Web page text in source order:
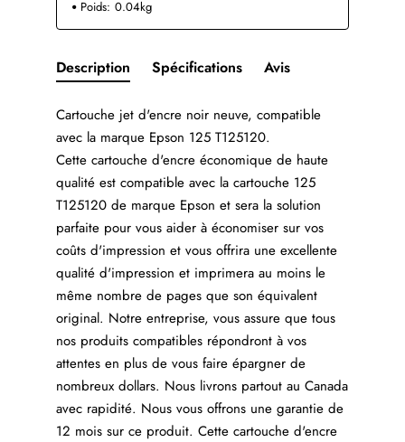
Poids: 0.04kg
Description Spécifications Avis
Cartouche jet d'encre noir neuve, compatible
avec la marque Epson 125 T125120.
Cette cartouche d'encre économique de haute
qualité est compatible avec la cartouche 125
T125120 de marque Epson et sera la solution
parfaite pour vous aider à économiser sur vos
coûts d'impression et vous offrira une excellente
qualité d'impression et imprimera au moins le
même nombre de pages que son équivalent
original. Notre entreprise, vous assure que tous
nos produits compatibles répondront à vos
attentes en plus de vous faire épargner de
nombreux dollars. Nous livrons partout au Canada
avec rapidité. Nous vous offrons une garantie de
12 mois sur ce produit. Cette cartouche d'encre